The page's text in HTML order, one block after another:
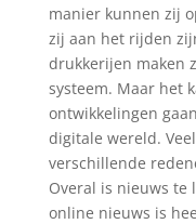
manier kunnen zij
zij aan het rijden
drukkerijen maken
systeem. Maar het
ontwikkelingen
digitale wereld.
verschillende
Overal is nieuws te
online nieuws is